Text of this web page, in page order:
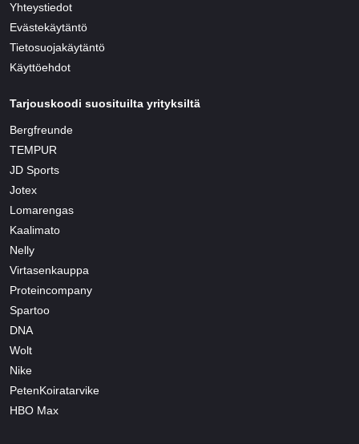
Yhteystiedot
Evästekäytäntö
Tietosuojakäytäntö
Käyttöehdot
Tarjouskoodi suosituilta yrityksiltä
Bergfreunde
TEMPUR
JD Sports
Jotex
Lomarengas
Kaalimato
Nelly
Virtasenkauppa
Proteincompany
Spartoo
DNA
Wolt
Nike
PetenKoiratarvike
HBO Max